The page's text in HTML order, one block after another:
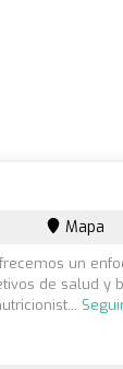
Mapa
un
de salud y